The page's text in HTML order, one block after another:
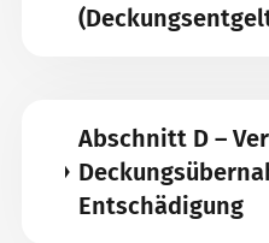
Abschnitt D –
Entschädigung